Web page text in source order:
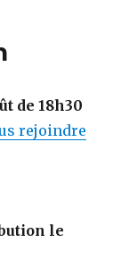
de 18h30
rejoindre
le